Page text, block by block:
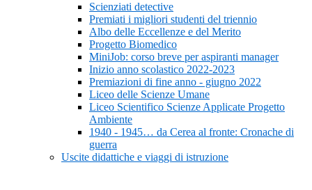
Scienziati detective
Premiati i migliori studenti del triennio
Albo delle Eccellenze e del Merito
Progetto Biomedico
MiniJob: corso breve per aspiranti manager
Inizio anno scolastico 2022-2023
Premiazioni di fine anno - giugno 2022
Liceo delle Scienze Umane
Liceo Scientifico Scienze Applicate Progetto
Ambiente
1940 - 1945… da Cerea al fronte: Cronache di
guerra
Uscite didattiche e viaggi di istruzione